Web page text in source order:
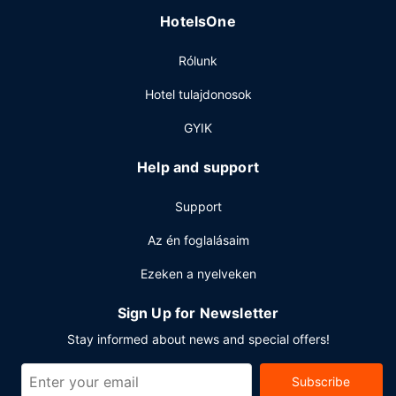
Kóstolj meg valamit AALTOS Garden Cafe menüjéről vagy
inkább a szobájukban maradnának: meghatározott
napszakokban rendelkezésre álló szobaszerviz. A
szálláshely területén található bár/társalgó finomabbnál is
finomabb italokkal várja a vendégeket. Rendelésre főtt
A szálláshelyen ingyenes vezetékes internet-hozzáférés,
business center és ingyenes újságok is igénybe vehető.
a(z) hotel 11 négyzetláb (1 négyzetméter)
területtel rendelkezik. Retúr reptéri transzfer (éjjel-nappal)
ingyenesen vehető igénybe.
HotelsOne
Rólunk
Hotel tulajdonosok
GYIK
Help and support
Support
Az én foglalásaim
Ezeken a nyelveken
Sign Up for Newsletter
Stay informed about news and special offers!
Subscribe